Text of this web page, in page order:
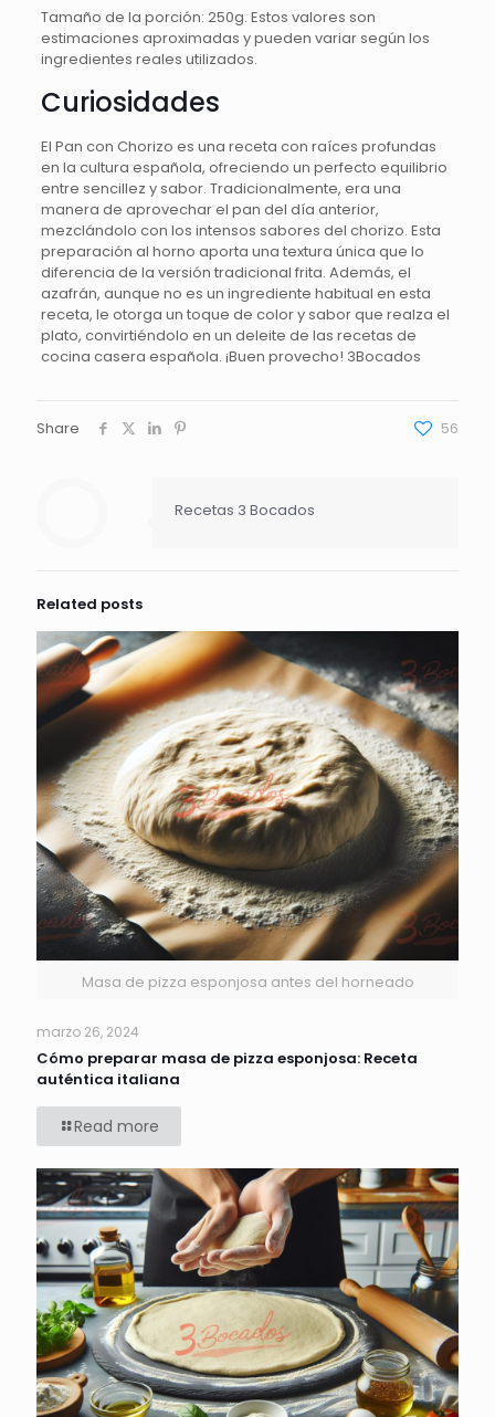
Tamaño de la porción: 250g. Estos valores son
estimaciones aproximadas y pueden variar según los
ingredientes reales utilizados.
Curiosidades
El Pan con Chorizo es una receta con raíces profundas
en la cultura española, ofreciendo un perfecto equilibrio
entre sencillez y sabor. Tradicionalmente, era una
manera de aprovechar el pan del día anterior,
mezclándolo con los intensos sabores del chorizo. Esta
preparación al horno aporta una textura única que lo
diferencia de la versión tradicional frita. Además, el
azafrán, aunque no es un ingrediente habitual en esta
receta, le otorga un toque de color y sabor que realza el
plato, convirtiéndolo en un deleite de las recetas de
cocina casera española. ¡Buen provecho! 3Bocados
Share 56
Recetas 3 Bocados
Related posts
Masa de pizza esponjosa antes del horneado
marzo 26, 2024
Cómo preparar masa de pizza esponjosa: Receta
auténtica italiana
Read more